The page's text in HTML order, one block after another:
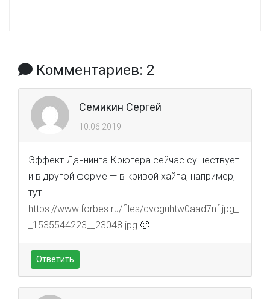
Комментариев: 2
Семикин Сергей
10.06.2019
Эффект Даннинга-Крюгера сейчас существует
и в другой форме — в кривой хайпа, например,
тут
https://www.forbes.ru/files/dvcguhtw0aad7nf.jpg_
_1535544223__23048.jpg 🙂
Ответить